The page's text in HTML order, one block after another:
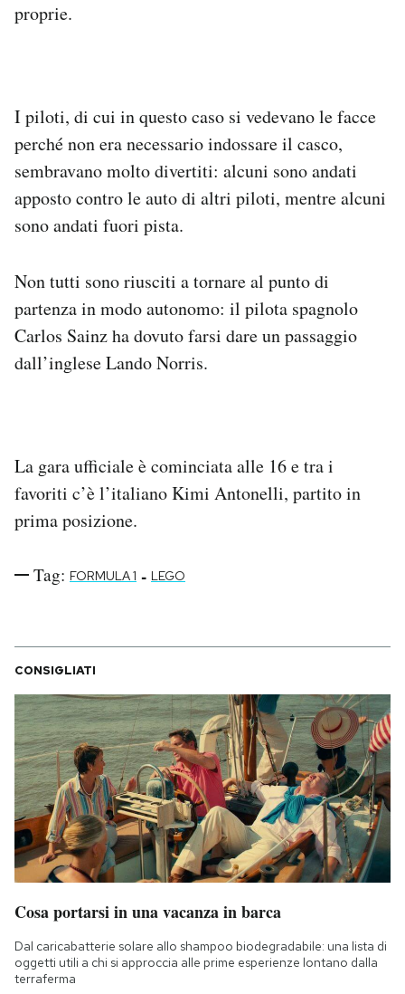
proprie.
I piloti, di cui in questo caso si vedevano le facce
perché non era necessario indossare il casco,
sembravano molto divertiti: alcuni sono andati
apposto contro le auto di altri piloti, mentre alcuni
sono andati fuori pista.
Non tutti sono riusciti a tornare al punto di
partenza in modo autonomo: il pilota spagnolo
Carlos Sainz ha dovuto farsi dare un passaggio
dall’inglese Lando Norris.
La gara ufficiale è cominciata alle 16 e tra i
favoriti c’è l’italiano Kimi Antonelli, partito in
prima posizione.
Tag: FORMULA 1 - LEGO
CONSIGLIATI
Cosa portarsi in una vacanza in barca
Dal caricabatterie solare allo shampoo biodegradabile: una lista di
oggetti utili a chi si approccia alle prime esperienze lontano dalla
terraferma